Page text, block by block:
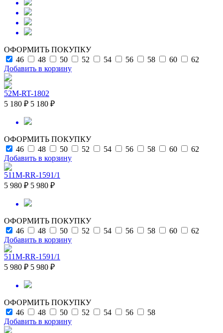
ОФОРМИТЬ ПОКУПКУ
46
48 50 52 54 56 58 60
62
Добавить в корзину
52M-RT-1802
5 180 ₽ 5 180 ₽
ОФОРМИТЬ ПОКУПКУ
46
48 50 52 54 56 58 60
62
Добавить в корзину
511M-RR-1591/1
5 980 ₽ 5 980 ₽
ОФОРМИТЬ ПОКУПКУ
46
48 50 52 54 56 58 60
62
Добавить в корзину
511M-RR-1591/1
5 980 ₽ 5 980 ₽
ОФОРМИТЬ ПОКУПКУ
46
48 50 52 54 56
58
Добавить в корзину